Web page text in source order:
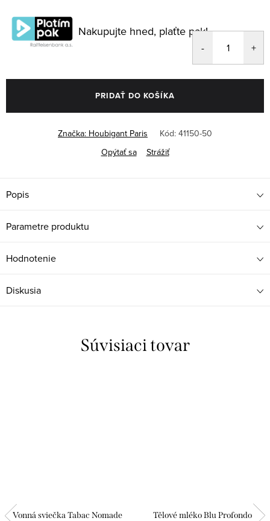
cena:
Nakupujte hned, plaťte pak!
PRIDAŤ DO KOŠÍKA
Značka: Houbigant Paris Kód: 41150-50
Opýtať sa
Strážiť
Popis
Parametre produktu
Hodnotenie
Diskusia
Súvisiaci tovar
Vonná sviečka Tabac Nomade Tělové mléko Blu Profondo